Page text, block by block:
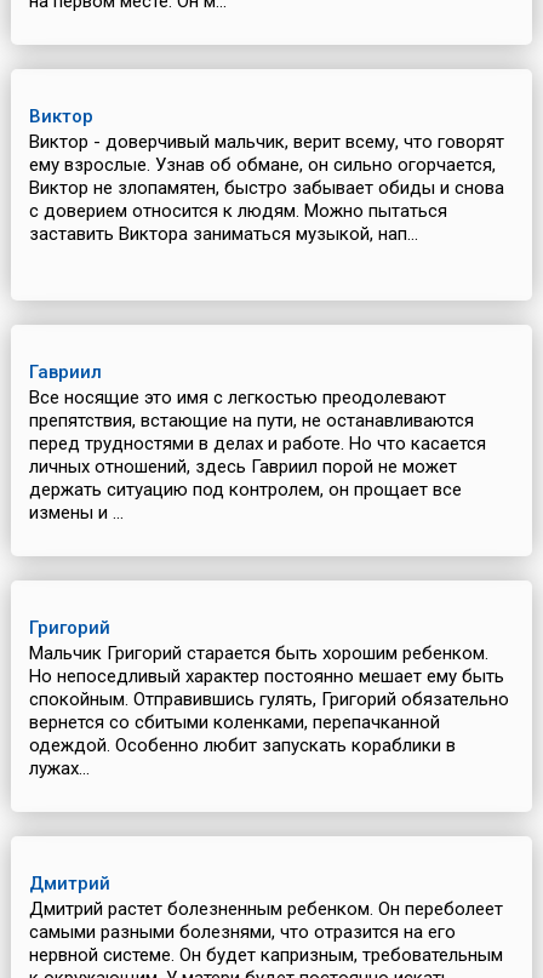
Виктор
Виктор - доверчивый мальчик, верит всему, что говорят
ему взрослые. Узнав об обмане, он сильно огорчается,
Виктор не злопамятен, быстро забывает обиды и снова
с доверием относится к людям. Можно пытаться
заставить Виктора заниматься музыкой, нап...
Гавриил
Все носящие это имя с легкостью преодолевают
препятствия, встающие на пути, не останавливаются
перед трудностями в делах и работе. Но что касается
личных отношений, здесь Гавриил порой не может
держать ситуацию под контролем, он прощает все
измены и ...
Григорий
Мальчик Григорий старается быть хорошим ребенком.
Но непоседливый характер постоянно мешает ему быть
спокойным. Отправившись гулять, Григорий обязательно
вернется со сбитыми коленками, перепачканной
одеждой. Особенно любит запускать кораблики в
лужах...
Дмитрий
Дмитрий растет болезненным ребенком. Он переболеет
самыми разными болезнями, что отразится на его
нервной системе. Он будет капризным, требовательным